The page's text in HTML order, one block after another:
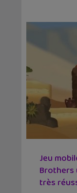
Jeu
Brothers
très